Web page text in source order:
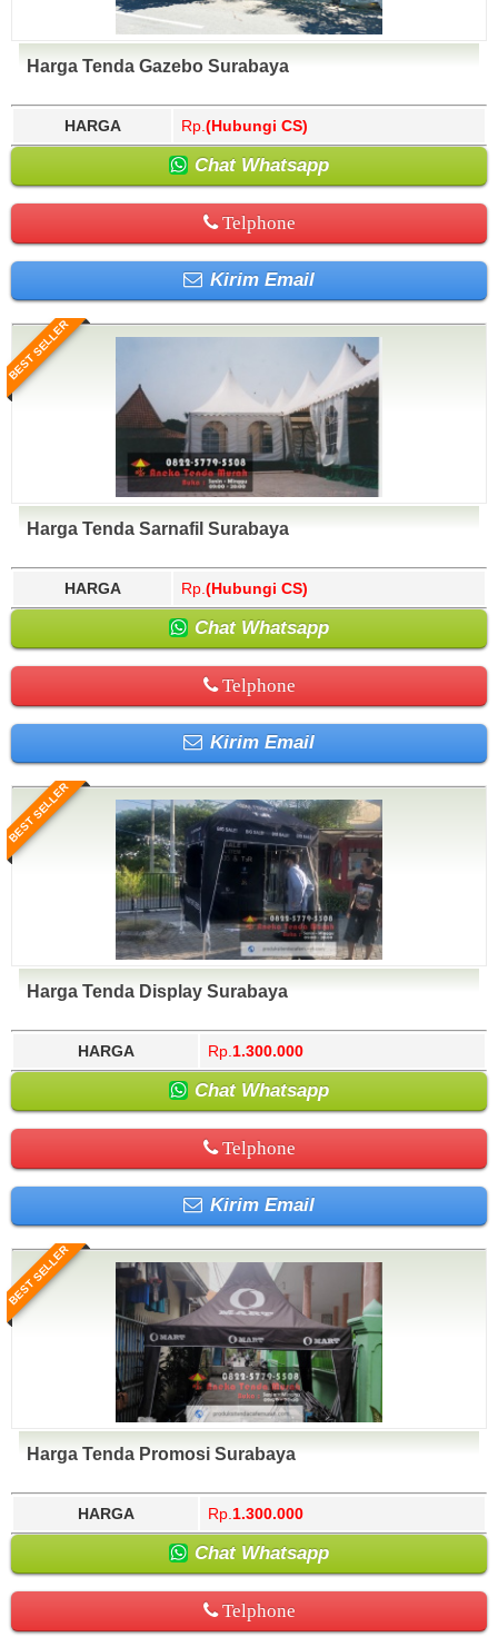
Harga Tenda Gazebo Surabaya
HARGA Rp. (Hubungi CS)
Chat Whatsapp
Telphone
Kirim Email
BEST SELLER
Harga Tenda Sarnafil Surabaya
HARGA Rp. (Hubungi CS)
Chat Whatsapp
Telphone
Kirim Email
BEST SELLER
Harga Tenda Display Surabaya
HARGA Rp. 1.300.000
Chat Whatsapp
Telphone
Kirim Email
BEST SELLER
Harga Tenda Promosi Surabaya
HARGA Rp. 1.300.000
Chat Whatsapp
Telphone